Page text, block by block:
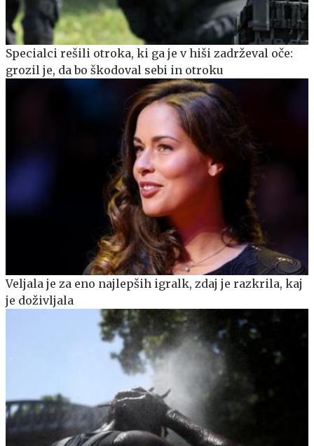
Specialci rešili otroka, ki ga je v hiši zadrževal oče:
grozil je, da bo škodoval sebi in otroku
Veljala je za eno najlepših igralk, zdaj je razkrila, kaj
je doživljala